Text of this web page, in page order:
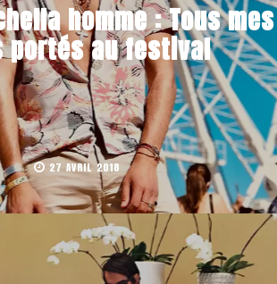
homme : Tous mes
portés au festival
27 AVRIL 2018